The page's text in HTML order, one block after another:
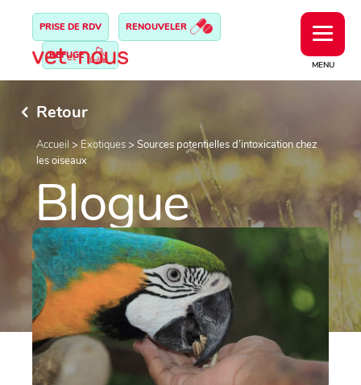
MENU
PRISE DE RDV RENOUVELER
REFUGE
Retour
Accueil >Exotiques> Sources potentielles d’intoxication chez
les oiseaux
Blogue